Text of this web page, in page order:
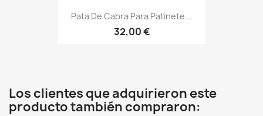
Pata De Cabra Para Patinete...
32,00 €
Los clientes que adquirieron este
producto también compraron: